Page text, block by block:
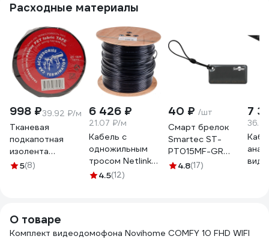
Расходные материалы
998 ₽39.92 ₽/м
Тканевая
подкапотная
изолента
Terminator Izt
5(8)
6 426 ₽
21.07 ₽/м
Кабель с
одножильным
тросом Netlink
омедненный NL-
4.5(12)
40 ₽ /шт
Cмарт брелок
Smartec ST-
PT015MF-GR
Mifare-
4.8(17)
7
О товаре
Комплект видеодомофона Novihome COMFY 10 FHD WIFI